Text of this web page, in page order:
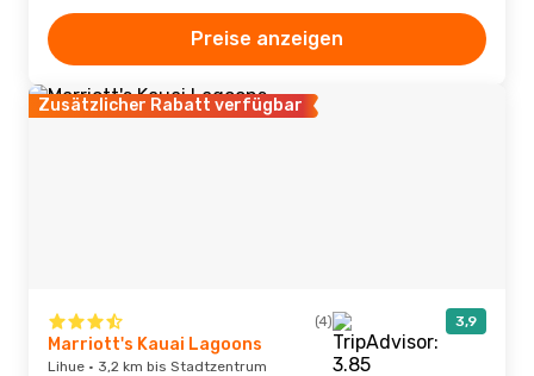
Preise anzeigen
Zusätzlicher Rabatt verfügbar
(4) 3,9
Marriott's Kauai Lagoons
Lihue · 3,2 km bis Stadtzentrum